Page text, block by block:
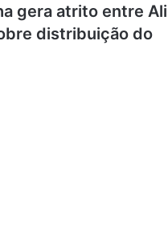
gera atrito entre
distribuição do